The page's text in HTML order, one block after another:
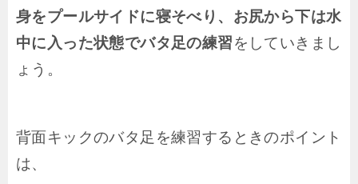
身をプールサイドに寝そべり、お尻から下は水
中に入った状態でバタ足の練習をしていきまし
ょう。
背面キックのバタ足を練習するときのポイント
は、